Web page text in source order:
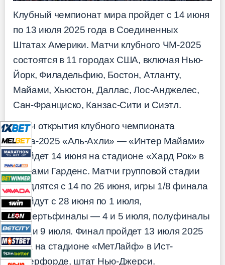
Клубный чемпионат мира пройдет с 14 июня
по 13 июля 2025 года в Соединенных
Штатах Америки. Матчи клубного ЧМ-2025
состоятся в 11 городах США, включая Нью-
Йорк, Филадельфию, Бостон, Атланту,
Майами, Хьюстон, Даллас, Лос-Анджелес,
Сан-Франциско, Канзас-Сити и Сиэтл.
Матч открытия клубного чемпионата
мира-2025 «Аль-Ахли» — «Интер Майами»
пройдет 14 июня на стадионе «Хард Рок» в
Майами Гарденс. Матчи групповой стадии
продлятся с 14 по 26 июня, игры 1/8 финала
пройдут с 28 июня по 1 июля,
четвертьфиналы — 4 и 5 июля, полуфиналы
— 8 и 9 июля. Финал пройдет 13 июля 2025
года на стадионе «МетЛайф» в Ист-
Ратерфорде, штат Нью-Джерси.